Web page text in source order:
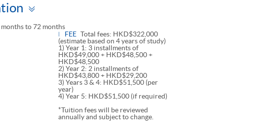
panel
to 72 months
FEE Total fees: HKD$322,000
(estimate based on 4 years of study)
1) Year 1: 3 installments of
HKD$49,000 + HKD$48,500 +
HKD$48,500
2) Year 2: 2 installments of
HKD$43,800 + HKD$29,200
3) Years 3 & 4: HKD$51,500 (per
year)
4) Year 5: HKD$51,500 (if required)
*Tuition fees will be reviewed
annually and subject to change.